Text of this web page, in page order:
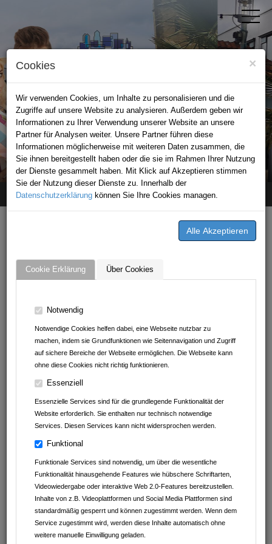
×
Cookies
Wir verwenden Cookies, um Inhalte zu personalisieren und die
Zugriffe auf unsere Website zu analysieren. Außerdem geben wir
Informationen zu Ihrer Verwendung unserer Website an unsere
Partner für Analysen weiter. Unsere Partner führen diese
Informationen möglicherweise mit weiteren Daten zusammen, die
Sie ihnen bereitgestellt haben oder die sie im Rahmen Ihrer Nutzung
der Dienste gesammelt haben. Mit Klick auf Akzeptieren stimmen
Sie der Nutzung dieser Dienste zu. Innerhalb der
Datenschutzerklärung können Sie Ihre Cookies managen.
Cookie Erklärung Über Cookies
Notwendig
Notwendige Cookies helfen dabei, eine Webseite nutzbar zu
machen, indem sie Grundfunktionen wie Seitennavigation und Zugriff
auf sichere Bereiche der Webseite ermöglichen. Die Webseite kann
ohne diese Cookies nicht richtig funktionieren.
Essenziell
Essenzielle Services sind für die grundlegende Funktionalität der
Website erforderlich. Sie enthalten nur technisch notwendige
Services. Diesen Services kann nicht widersprochen werden.
Funktional
Funktionale Services sind notwendig, um über die wesentliche
Funktionalität hinausgehende Features wie hübschere Schriftarten,
Videowiedergabe oder interaktive Web 2.0-Features bereitzustellen.
Inhalte von z.B. Videoplattformen und Social Media Plattformen sind
standardmäßig gesperrt und können zugestimmt werden. Wenn dem
Service zugestimmt wird, werden diese Inhalte automatisch ohne
weitere manuelle Einwilligung geladen.
STADTPORTAL BAD RAPPENAU
Home unternehmen Kur Park
Schillerstraße 19
Bad Rappenau